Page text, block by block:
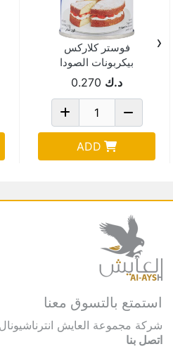
فوستر كلاركس
بيكربونات الصودا
150جمد.ك 0.270
ADD
‹
استمتع بالتسوق معنا
شركة مجموعة العايش
اتصل بنا